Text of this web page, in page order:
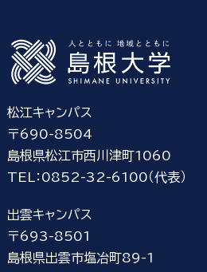
松江キャンパス
〒690-8504
島根県松江市西川津町1060
TEL：0852-32-6100（代表）
出雲キャンパス
〒693-8501
島根県出雲市塩冶町89-1